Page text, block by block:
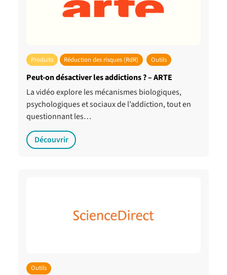
Produits Réduction des risques (RdR) Outils
Peut-on désactiver les addictions ? – ARTE
La vidéo explore les mécanismes biologiques,
psychologiques et sociaux de l’addiction, tout en
questionnant les…
Découvrir
Outils